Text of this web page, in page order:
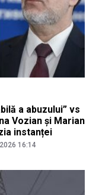
a abuzului” vs
Vozian și Marian
instanței
16:14